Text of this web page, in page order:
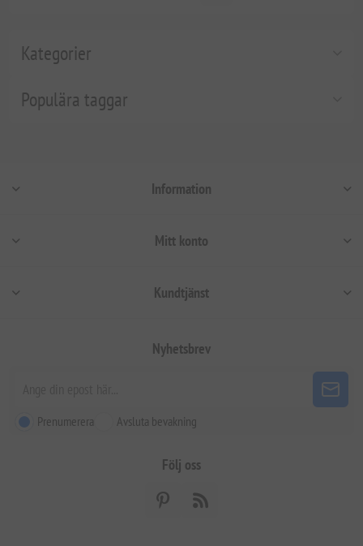
Kategorier
Populära taggar
Information
Mitt konto
Kundtjänst
Nyhetsbrev
Prenumerera Avsluta bevakning
Följ oss